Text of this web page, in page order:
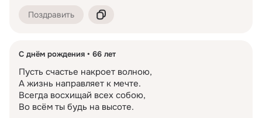
Поздравить
С днём рождения 66 лет
Пусть счастье накроет волною,
А жизнь направляет к мечте.
Всегда восхищай всех собою,
Во всём ты будь на высоте.